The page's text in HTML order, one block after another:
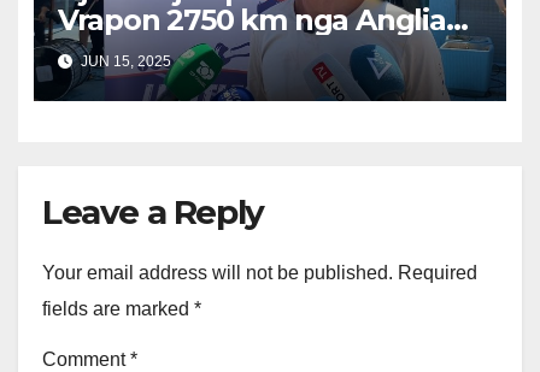
Vrapon 2750 km nga Anglia
në Shqipëri në Kujtim të
Babait të Tij
JUN 15, 2025
Leave a Reply
Your email address will not be published. Required
fields are marked *
Comment*